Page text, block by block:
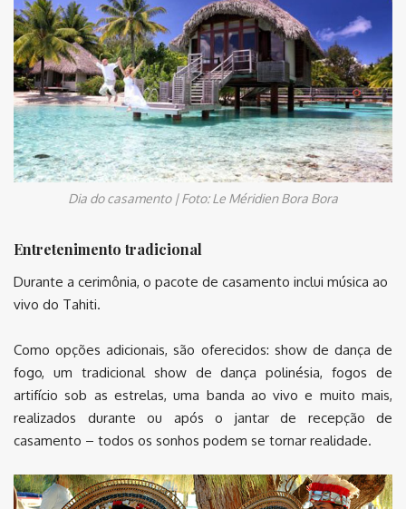
Dia do casamento | Foto: Le Méridien Bora Bora
Entretenimento tradicional
Durante a cerimônia, o pacote de casamento inclui música ao
vivo do Tahiti.
Como opções adicionais, são oferecidos: show de dança de
fogo, um tradicional show de dança polinésia, fogos de
artifício sob as estrelas, uma banda ao vivo e muito mais,
realizados durante ou após o jantar de recepção de
casamento – todos os sonhos podem se tornar realidade.